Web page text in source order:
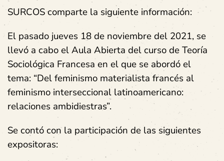
SURCOS comparte la siguiente información:
El pasado jueves 18 de noviembre del 2021, se
llevó a cabo el Aula Abierta del curso de Teoría
Sociológica Francesa en el que se abordó el
tema: “Del feminismo materialista francés al
feminismo interseccional latinoamericano:
relaciones ambidiestras”.
Se contó con la participación de las siguientes
expositoras: